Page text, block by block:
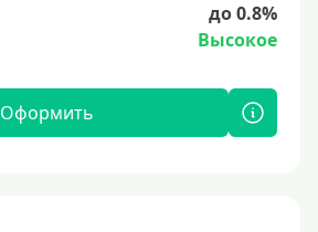
до 0.8%
Высокое
Оформить